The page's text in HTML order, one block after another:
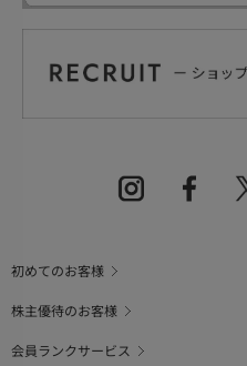
初めてのお客様
株主優待のお客様
会員ランクサービス